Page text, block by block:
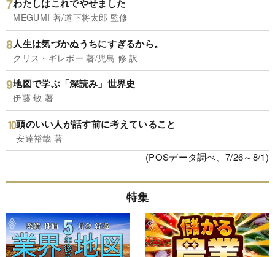
わたしはこれでやせました
MEGUMI 著/道下将太郎 監修
人生は気づかぬうちにすぎるから。
クリス・ギレボー 著/児島 修 訳
地図で学ぶ「深読み」世界史
伊藤 敏 著
頭のいい人が話す前に考えていること
安達裕哉 著
(POSデータ調べ、7/26～8/1)
特集